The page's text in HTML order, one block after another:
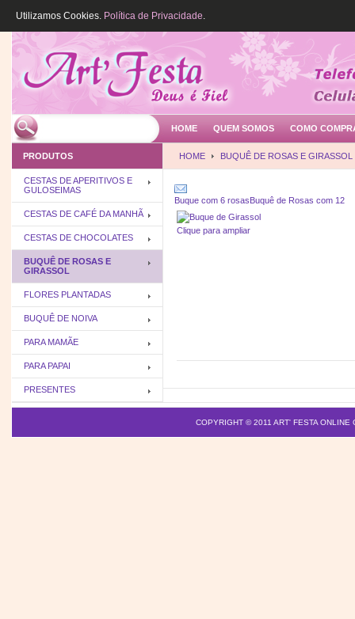
HOME QUEM SOMOS COMO
HOME BUQUÊ DE ROSAS E GIRASSOL
Buque com 6 rosasBuquê de Rosas com 12
Clique para ampliar
PRODUTOS
CESTAS DE APERITIVOS E
GULOSEIMAS
CESTAS DE CAFÉ DA MANHÃ
CESTAS DE CHOCOLATES
BUQUÊ DE ROSAS E
GIRASSOL
FLORES PLANTADAS
BUQUÊ DE NOIVA
PARA MAMÃE
PARA PAPAI
PRESENTES
COPYRIGHT © 2011 ART' FESTA ONLINE
Utilizamos Cookies. Política de Privacidade.